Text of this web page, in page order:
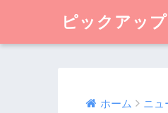
ピックアッ
ホーム ニュ